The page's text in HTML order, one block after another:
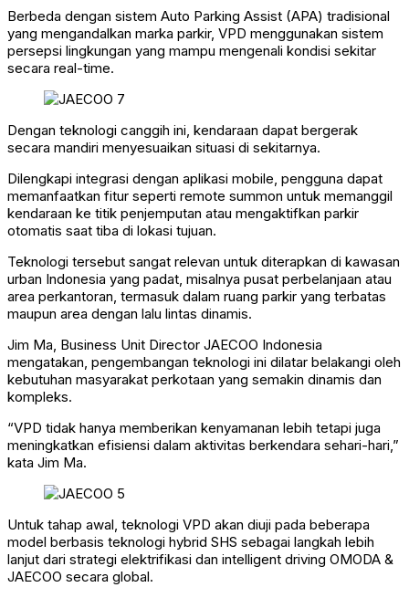
Berbeda dengan sistem Auto Parking Assist (APA) tradisional
yang mengandalkan marka parkir, VPD menggunakan sistem
persepsi lingkungan yang mampu mengenali kondisi sekitar
secara real-time.
Dengan teknologi canggih ini, kendaraan dapat bergerak
secara mandiri menyesuaikan situasi di sekitarnya.
Dilengkapi integrasi dengan aplikasi mobile, pengguna dapat
memanfaatkan fitur seperti remote summon untuk memanggil
kendaraan ke titik penjemputan atau mengaktifkan parkir
otomatis saat tiba di lokasi tujuan.
Teknologi tersebut sangat relevan untuk diterapkan di kawasan
urban Indonesia yang padat, misalnya pusat perbelanjaan atau
area perkantoran, termasuk dalam ruang parkir yang terbatas
maupun area dengan lalu lintas dinamis.
Jim Ma, Business Unit Director JAECOO Indonesia
mengatakan, pengembangan teknologi ini dilatar belakangi oleh
kebutuhan masyarakat perkotaan yang semakin dinamis dan
kompleks.
“VPD tidak hanya memberikan kenyamanan lebih tetapi juga
meningkatkan efisiensi dalam aktivitas berkendara sehari-hari,”
kata Jim Ma.
Untuk tahap awal, teknologi VPD akan diuji pada beberapa
model berbasis teknologi hybrid SHS sebagai langkah lebih
lanjut dari strategi elektrifikasi dan intelligent driving OMODA &
JAECOO secara global.